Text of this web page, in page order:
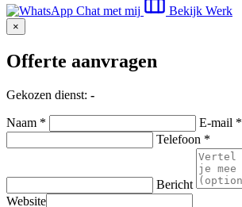
Chat met mij
Bekijk Werk
×
Offerte aanvragen
Gekozen dienst: -
Naam *
E-mail *
Telefoon *
Bericht
Website